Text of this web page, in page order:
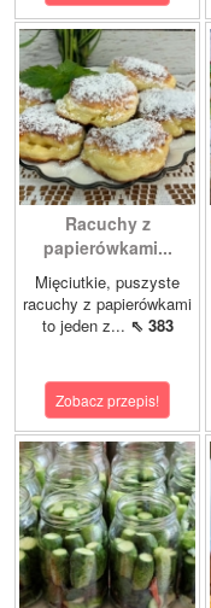
Racuchy z
papierówkami...
Mięciutkie, puszyste
racuchy z papierówkami
to jeden z... ⇖ 383
Zobacz przepis!